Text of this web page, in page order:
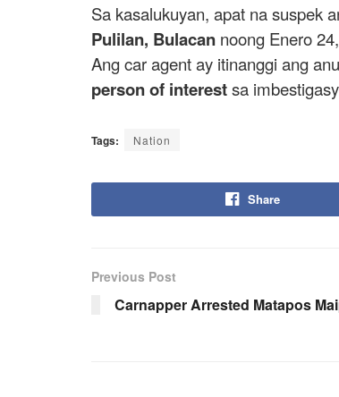
Sa kasalukuyan, apat na suspek
Pulilan, Bulacan noong Enero
Ang car agent ay itinanggi ang
person of interestsa
Tags: Nation
Share
Previous Post
Carnapper Arrested Matapos